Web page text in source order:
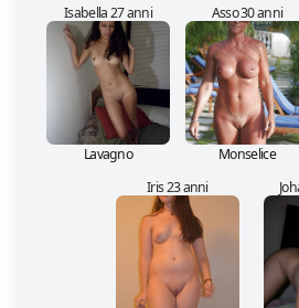
Isabella 27 anni
Lavagno
Asso 30 anni
Monselice
Iris 23 anni